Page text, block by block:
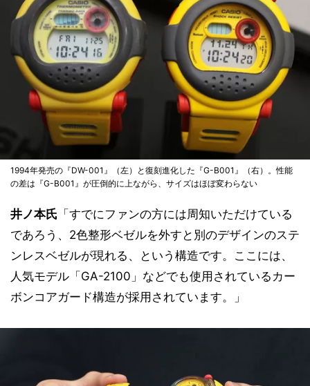
1994年発売の『DW-001』（左）と復刻進化した『G-B001』（右）。性能
の差は『G-B001』が圧倒的に上ながら、サイズはほぼ変わらない
井ノ本氏 「すでにファンの方には周知いただけている
であろう、2色整形ベゼルを外すと別のデザインのステ
ンレスベゼルが現れる、という構造です。ここには、
人気モデル「GA-2100」などでも使用されているカー
ボンコアガード構造が採用されています。」